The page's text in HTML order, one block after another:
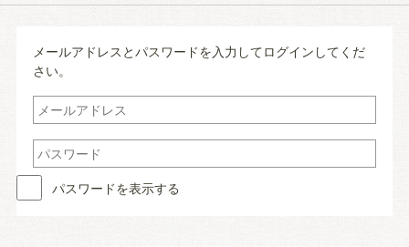
メールアドレスとパスワードを入力してログインしてくだ
さい。
パスワードを表示する